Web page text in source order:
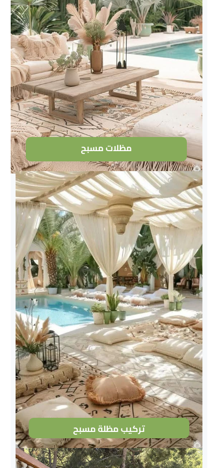
مظلات مسبح
تركيب مظلة مسبح